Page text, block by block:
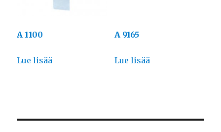
A 1100
Lue lisää
A 9165
Lue lisää